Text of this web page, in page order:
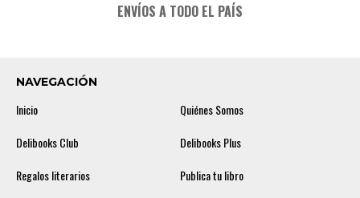
ENVÍOS A TODO EL PAÍS
NAVEGACIÓN
Inicio
Quiénes Somos
Delibooks Club
Delibooks Plus
Regalos literarios
Publica tu libro